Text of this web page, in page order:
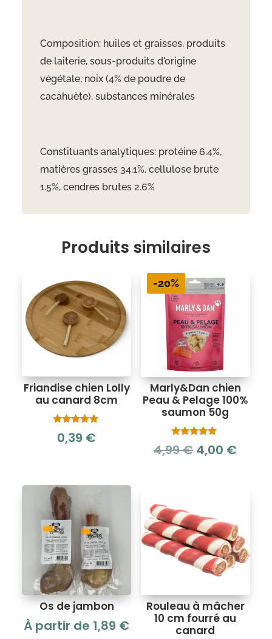
Composition: huiles et graisses, produits
de laiterie, sous-produits d'origine
végétale, noix (4% de poudre de
cacahuète), substances minérales
Constituants analytiques: protéine 6.4%,
matières grasses 34.1%, cellulose brute
1.5%, cendres brutes 2.6%
Produits similaires
Friandise chien Lolly
au canard 8cm
Note
5.00
0,39 €
-20%
Marly&Dan chien
Peau & Pelage 100%
saumon 50g
5.00
4,99€ Le
4,99 €.
4,00 €Le
Os de jambon
À partir de 1,89 €
Rouleau à mâcher
10 cm fourré au
canard